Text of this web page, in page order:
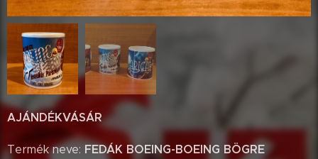
AJÁNDÉKVÁSÁR
Termék neve: FEDÁK BOEING-BOEING BÖGRE